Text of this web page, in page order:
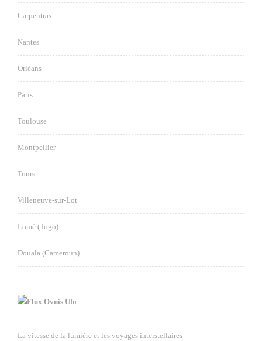
Carpentras
Nantes
Orléans
Paris
Toulouse
Montpellier
Tours
Villeneuve-sur-Lot
Lomé (Togo)
Douala (Cameroun)
Ovnis Ufo
La vitesse de la lumière et les voyages interstellaires